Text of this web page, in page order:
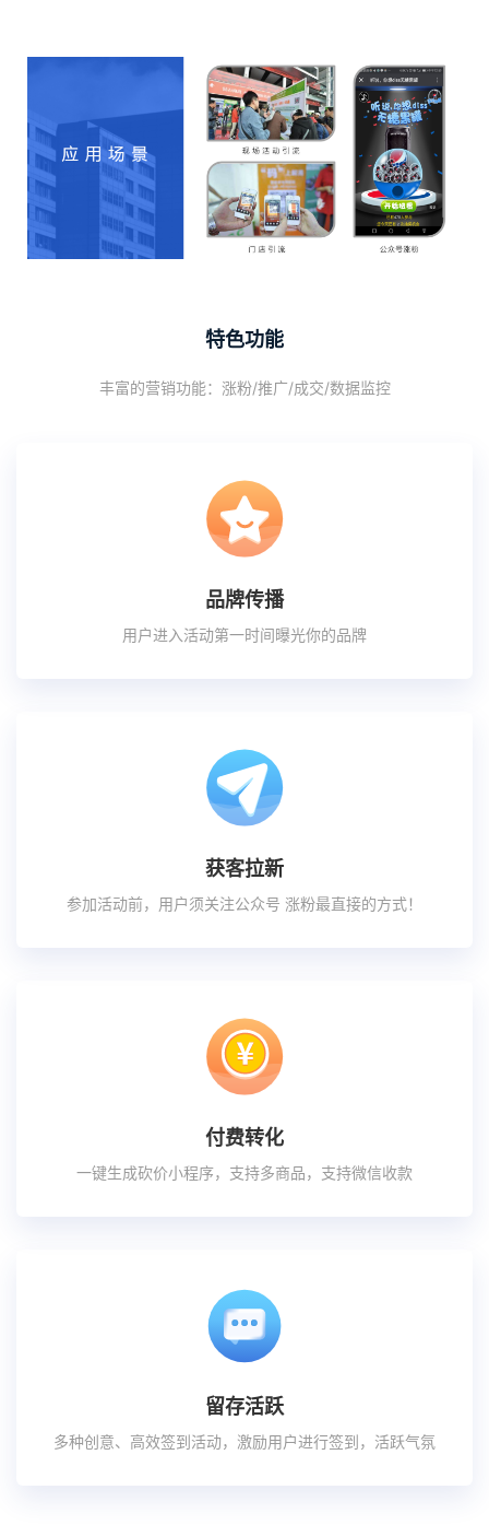
特色功能
丰富的营销功能：涨粉/推广/成交/数据监控
品牌传播
用户进入活动第一时间曝光你的品牌
获客拉新
参加活动前，用户须关注公众号 涨粉最直接的方式！
付费转化
一键生成砍价小程序，支持多商品，支持微信收款
留存活跃
多种创意、高效签到活动，激励用户进行签到，活跃气氛